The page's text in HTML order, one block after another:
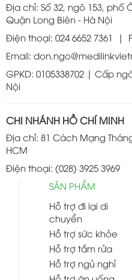
Địa chỉ: Số 32, ngõ 153, phố
Quận Long Biên - Hà Nội
Điện thoại: 024 6652 7361 |
Email:
GPKD: 0105338702 | Cấp
Nội
CHI NHÁNH HỒ CHÍ MINH
Địa chỉ: 81 Cách Mạng
HCM
Điện thoại: (028) 3925 3969
SẢN PHẨM
Hỗ trợ đi lại di
chuyển
Hỗ trợ sức khỏe
Hỗ trợ tắm rửa
Hỗ trợ ngủ nghỉ